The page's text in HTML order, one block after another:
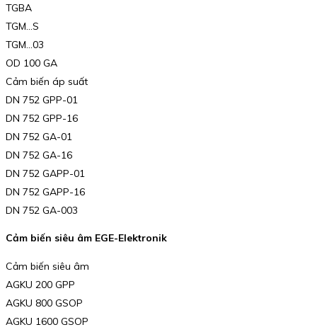
TGBA
TGM…S
TGM…03
OD 100 GA
Cảm biến áp suất
DN 752 GPP-01
DN 752 GPP-16
DN 752 GA-01
DN 752 GA-16
DN 752 GAPP-01
DN 752 GAPP-16
DN 752 GA-003
Cảm biến siêu âm EGE-Elektronik
Cảm biến siêu âm
AGKU 200 GPP
AGKU 800 GSOP
AGKU 1600 GSOP